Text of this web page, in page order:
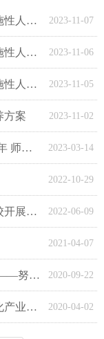
2023-11-07
2024级中职广播影视节目制作专业实施性人才培养方案
2023-11-06
2023级中职广播影视节目制作专业实施性人才培养方案
2023-11-05
2022级中职广播影视节目制作专业实施性人才培养方案
2023-11-02
方案
2023-03-14
关于印发《江苏传媒学校2022-2023学年 师德师风专题教育活动实施方案》的通知
2022-10-29
2022-06-09
凝聚名师智慧，创新育人模式——学校开展“刘书卫名师工作室”交流研讨会
2021-04-07
2020-09-22
不断深化校企合作 关注人才培养质量——努力践行职业教育的初心和使命
2020-04-02
【学习资料】江苏省政府关于加快文化产业振兴若干政策的通知